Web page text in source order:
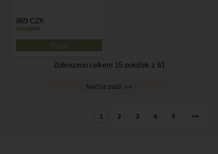
skladem
869 CZK
Zobrazeno celkem 15položek z 61
1 2 3 4 5 >>